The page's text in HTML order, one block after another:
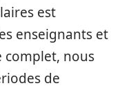
est
enseignants et
complet, nous
de